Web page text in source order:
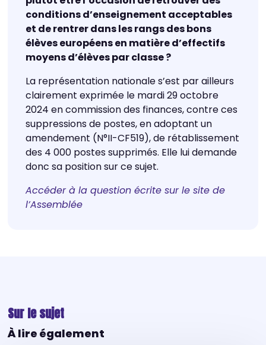
conditions d’enseignement acceptables
et de rentrer dans les rangs des bons
élèves européens en matière d’effectifs
moyens d’élèves par classe ?
La représentation nationale s’est par ailleurs
clairement exprimée le mardi 29 octobre
2024 en commission des finances, contre ces
suppressions de postes, en adoptant un
amendement (N°II-CF519), de rétablissement
des 4 000 postes supprimés. Elle lui demande
donc sa position sur ce sujet.
Accéder à la question écrite sur le site de
l’Assemblée
Sur le sujet
À lire également